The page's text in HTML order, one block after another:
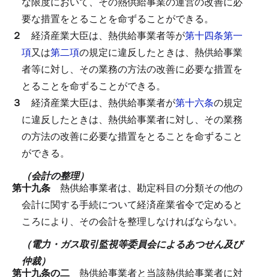
要な措置をとることを命ずることができる。
２ 経済産業大臣は、熱供給事業者等が第十四条第一
項又は第二項の規定に違反したときは、熱供給事業
者等に対し、その業務の方法の改善に必要な措置を
とることを命ずることができる。
３ 経済産業大臣は、熱供給事業者が第十六条の規定
に違反したときは、熱供給事業者に対し、その業務
の方法の改善に必要な措置をとることを命ずること
ができる。
（会計の整理）
第十九条 熱供給事業者は、勘定科目の分類その他の
会計に関する手続について経済産業省令で定めると
ころにより、その会計を整理しなければならない。
（電力・ガス取引監視等委員会によるあつせん及び
仲裁）
第十九条の二 熱供給事業者と当該熱供給事業者に対